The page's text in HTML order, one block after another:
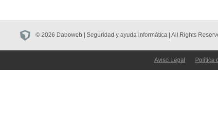
© 2026 Daboweb | Seguridad y ayuda informática | All Rights
Aviso Legal Política